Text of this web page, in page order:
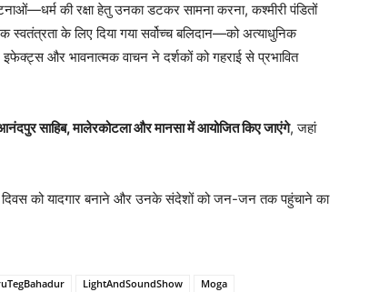
की रक्षा हेतु उनका डटकर सामना करना, कश्मीरी पंडितों
स्वतंत्रता के लिए दिया गया सर्वोच्च बलिदान—को अत्याधुनिक
और भावनात्मक वाचन ने दर्शकों को गहराई से प्रभावित
साहिब, मालेरकोटला और मानसा में आयोजित किए जाएंगे, जहां
दिवस को यादगार बनाने और उनके संदेशों को जन-जन तक पहुंचाने का
LightAndSoundShow
Moga